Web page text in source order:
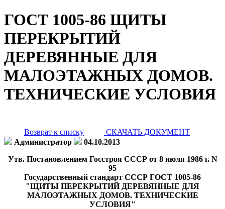
ГОСТ 1005-86 ЩИТЫ
ПЕРЕКРЫТИЙ
ДЕРЕВЯННЫЕ ДЛЯ
МАЛОЭТАЖНЫХ ДОМОВ.
ТЕХНИЧЕСКИЕ УСЛОВИЯ
Возврат к списку
СКАЧАТЬ ДОКУМЕНТ
Администратор
04.10.2013
Утв. Постановлением Госстроя СССР от 8 июля 1986 г. N
95
Государственный стандарт СССР ГОСТ 1005-86
"ЩИТЫ ПЕРЕКРЫТИЙ ДЕРЕВЯННЫЕ ДЛЯ
МАЛОЭТАЖНЫХ ДОМОВ. ТЕХНИЧЕСКИЕ
УСЛОВИЯ"